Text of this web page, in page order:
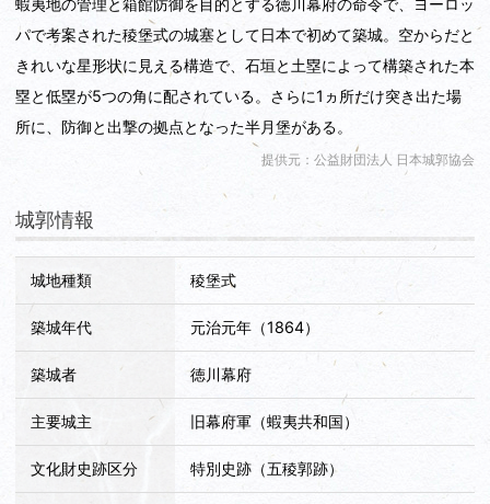
蝦夷地の管理と箱館防御を目的とする徳川幕府の命令で、ヨーロッ
パで考案された稜堡式の城塞として日本で初めて築城。空からだと
きれいな星形状に見える構造で、石垣と土塁によって構築された本
塁と低塁が5つの角に配されている。さらに1ヵ所だけ突き出た場
所に、防御と出撃の拠点となった半月堡がある。
提供元：公益財団法人 日本城郭協会
城郭情報
城地種類 稜堡式
築城年代 元治元年（1864）
築城者 徳川幕府
主要城主 旧幕府軍（蝦夷共和国）
文化財史跡区分 特別史跡（五稜郭跡）